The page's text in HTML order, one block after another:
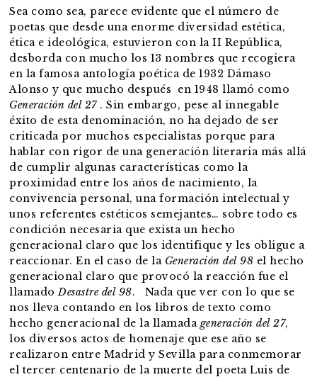
Sea como sea, parece evidente que el número de
poetas que desde una enorme diversidad estética,
ética e ideológica, estuvieron con la II República,
desborda con mucho los 13 nombres que recogiera
en la famosa antología poética de 1932 Dámaso
Alonso y que mucho después en 1948 llamó como
Generación del 27. Sin embargo, pese al innegable
éxito de esta denominación, no ha dejado de ser
criticada por muchos especialistas porque para
hablar con rigor de una generación literaria más allá
de cumplir algunas características como la
proximidad entre los años de nacimiento, la
convivencia personal, una formación intelectual y
unos referentes estéticos semejantes… sobre todo es
condición necesaria que exista un hecho
generacional claro que los identifique y les obligue a
reaccionar. En el caso de la Generación del 98 el hecho
generacional claro que provocó la reacción fue el
llamadoDesastre del 98. Nada que ver con lo que se
nos lleva contando en los libros de texto como
hecho generacional de la llamada generación del 27,
los diversos actos de homenaje que ese año se
realizaron entre Madrid y Sevilla para conmemorar
el tercer centenario de la muerte del poeta Luis de